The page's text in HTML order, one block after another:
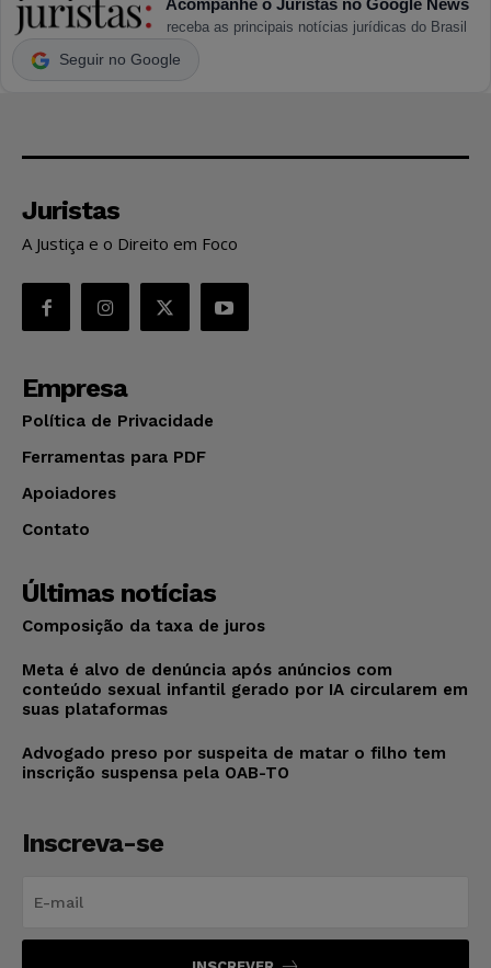
Acompanhe o Juristas no Google News
receba as principais notícias jurídicas do Brasil
Seguir no Google
Juristas
A Justiça e o Direito em Foco
Empresa
Política de Privacidade
Ferramentas para PDF
Apoiadores
Contato
Últimas notícias
Composição da taxa de juros
Meta é alvo de denúncia após anúncios com
conteúdo sexual infantil gerado por IA circularem em
suas plataformas
Advogado preso por suspeita de matar o filho tem
inscrição suspensa pela OAB-TO
Inscreva-se